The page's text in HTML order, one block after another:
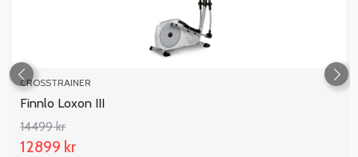
CROSSTRAINER
Finnlo Loxon III
14499 kr
12899 kr